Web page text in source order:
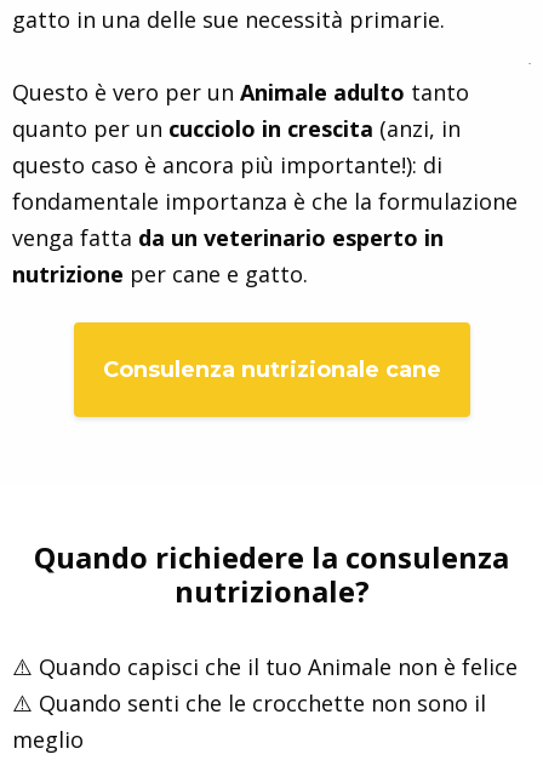
gatto in una delle sue necessità primarie.
.
Questo è vero per un Animale adulto tanto
quanto per un cucciolo in crescita (anzi, in
questo caso è ancora più importante!): di
fondamentale importanza è che la formulazione
venga fatta da un veterinario esperto in
nutrizione per cane e gatto.
Consulenza nutrizionale cane
Quando richiedere la consulenza
nutrizionale?
⚠️ Quando capisci che il tuo Animale non è felice
⚠️ Quando senti che le crocchette non sono il
meglio